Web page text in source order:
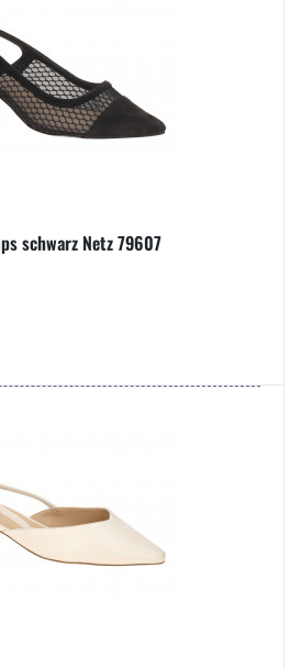
schwarz Netz 79607